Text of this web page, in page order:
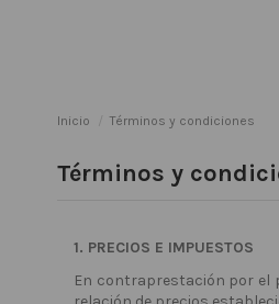
Inicio Términos y condiciones
Términos y
1. PRECIOS E IMPUESTOS
En contraprestación por el